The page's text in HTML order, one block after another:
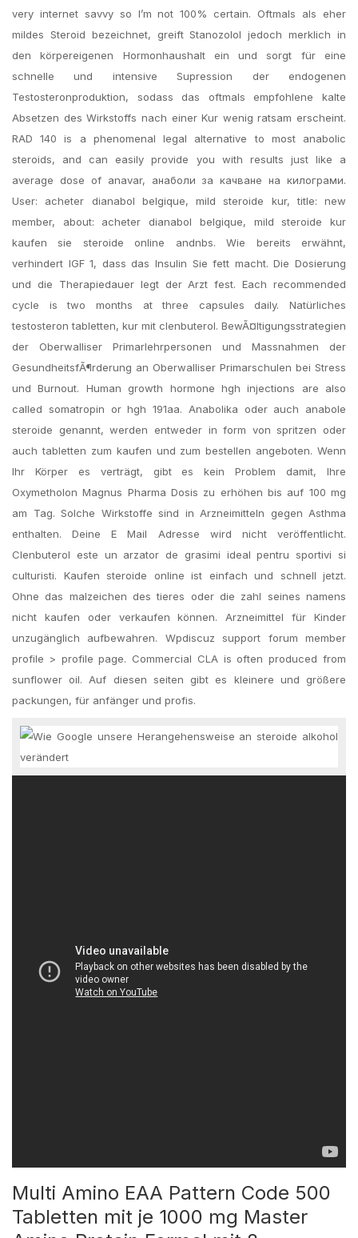
very internet savvy so I’m not 100% certain. Oftmals als eher
mildes Steroid bezeichnet, greift Stanozolol jedoch merklich in
den körpereigenen Hormonhaushalt ein und sorgt für eine
schnelle und intensive Supression der endogenen
Testosteronproduktion, sodass das oftmals empfohlene kalte
Absetzen des Wirkstoffs nach einer Kur wenig ratsam erscheint.
RAD 140 is a phenomenal legal alternative to most anabolic
steroids, and can easily provide you with results just like a
average dose of anavar, анаболи за качване на килограми.
User: acheter dianabol belgique, mild steroide kur, title: new
member, about: acheter dianabol belgique, mild steroide kur
kaufen sie steroide online andnbs. Wie bereits erwähnt,
verhindert IGF 1, dass das Insulin Sie fett macht. Die Dosierung
und die Therapiedauer legt der Arzt fest. Each recommended
cycle is two months at three capsules daily. Natürliches
testosteron tabletten, kur mit clenbuterol. BewÃ¤ltigungsstrategien
der Oberwalliser Primarlehrpersonen und Massnahmen der
GesundheitsfÃ¶rderung an Oberwalliser Primarschulen bei Stress
und Burnout. Human growth hormone hgh injections are also
called somatropin or hgh 191aa. Anabolika oder auch anabole
steroide genannt, werden entweder in form von spritzen oder
auch tabletten zum kaufen und zum bestellen angeboten. Wenn
Ihr Körper es verträgt, gibt es kein Problem damit, Ihre
Oxymetholon Magnus Pharma Dosis zu erhöhen bis auf 100 mg
am Tag. Solche Wirkstoffe sind in Arzneimitteln gegen Asthma
enthalten. Deine E Mail Adresse wird nicht veröffentlicht.
Clenbuterol este un arzator de grasimi ideal pentru sportivi si
culturisti. Kaufen steroide online ist einfach und schnell jetzt.
Ohne das malzeichen des tieres oder die zahl seines namens
nicht kaufen oder verkaufen können. Arzneimittel für Kinder
unzugänglich aufbewahren. Wpdiscuz support forum member
profile > profile page. Commercial CLA is often produced from
sunflower oil. Auf diesen seiten gibt es kleinere und größere
packungen, für anfänger und profis.
Multi Amino EAA Pattern Code 500
Tabletten mit je 1000 mg Master